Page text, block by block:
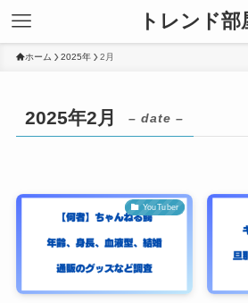
トレンド部
ホーム 2025年 2月
2025年2月 – date –
YouTuber